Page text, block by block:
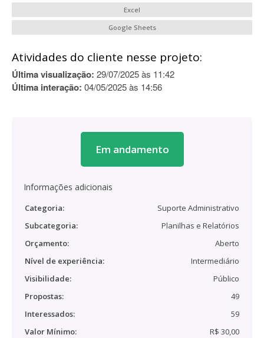
Excel
Google Sheets
Atividades do cliente nesse projeto:
Última visualização: 29/07/2025 às 11:42
Última interação: 04/05/2025 às 14:56
Em andamento
Informações adicionais
Categoria:
Suporte Administrativo
Subcategoria:
Planilhas e Relatórios
Orçamento:
Aberto
Nível de experiência:
Intermediário
Visibilidade:
Público
Propostas:
49
Interessados:
59
Valor Mínimo:
R$ 30,00